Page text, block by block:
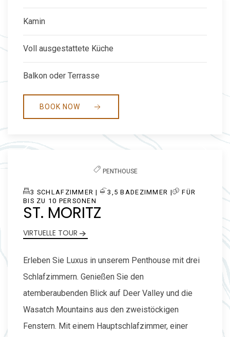
Kamin
Voll ausgestattete Küche
Balkon oder Terrasse
BOOK NOW
Next slide
PENTHOUSE
3 SCHLAFZIMMER | ​3,5 BADEZIMMER |
FÜR
BIS ZU 10 PERSONEN
ST. MORITZ
VIRTUELLE TOUR
Erleben Sie Luxus in unserem Penthouse mit drei
Schlafzimmern. Genießen Sie den
atemberaubenden Blick auf Deer Valley und die
Wasatch Mountains aus den zweistöckigen
Fenstern. Mit einem Hauptschlafzimmer, einer